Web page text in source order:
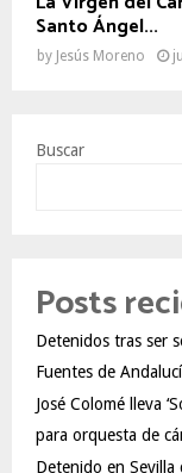
Santo Ángel...
by Jesús Moreno
Buscar
Posts
Detenidos tras ser
Fuentes de
José Colomé lleva
para orquesta de
Detenido en Sevilla